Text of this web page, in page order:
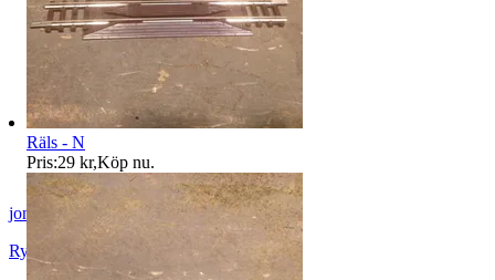
jon-52
Rydaholm
Sverige
Räls - N
Pris:29 kr,Köp nu.